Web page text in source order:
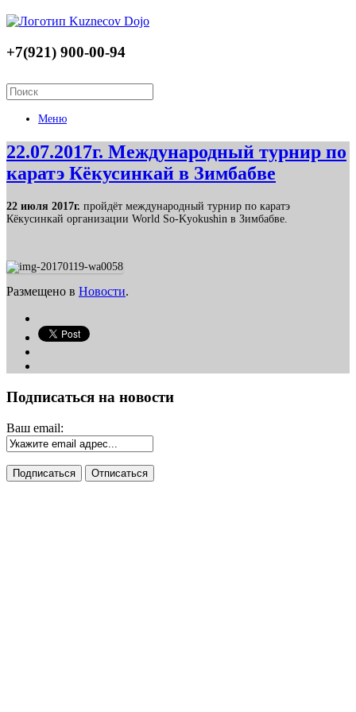
+7(921) 900-00-94
Меню
22.07.2017г. Международный турнир по
каратэ Кёкусинкай в Зимбабве
22 июля 2017г. пройдёт международный турнир по каратэ
Кёкусинкай организации World So-Kyokushin в Зимбабве.
Размещено в Новости.
Подписаться на новости
Ваш email: